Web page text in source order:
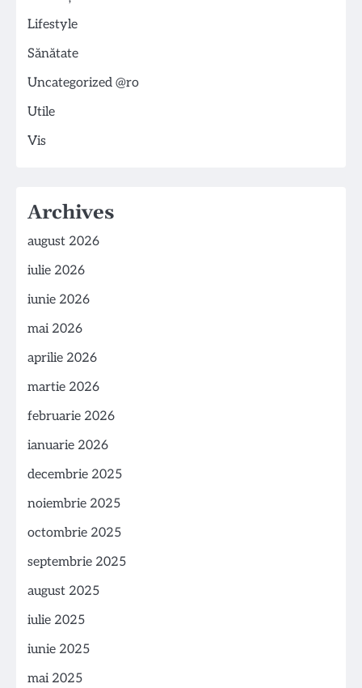
Lifestyle
Sănătate
Uncategorized @ro
Utile
Vis
Archives
august 2026
iulie 2026
iunie 2026
mai 2026
aprilie 2026
martie 2026
februarie 2026
ianuarie 2026
decembrie 2025
noiembrie 2025
octombrie 2025
septembrie 2025
august 2025
iulie 2025
iunie 2025
mai 2025